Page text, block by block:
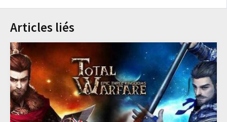
Articles liés